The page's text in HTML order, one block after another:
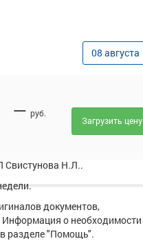
08 августа
— руб.
Загрузить цену
Петровка - Вознесенка.
Свистунова Н.Л..
документов,
Информация о необходимости
разделе "Помощь".